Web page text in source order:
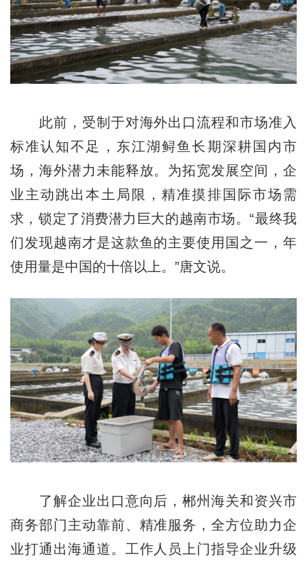
此前，受制于对海外出口流程和市场准入
标准认知不足，东江湖鲟鱼长期深耕国内市
场，海外潜力未能释放。为拓宽发展空间，企
业主动跳出本土局限，精准摸排国际市场需
求，锁定了消费潜力巨大的越南市场。“最终我
们发现越南才是这款鱼的主要使用国之一，年
使用量是中国的十倍以上。”唐文说。
了解企业出口意向后，郴州海关和资兴市
商务部门主动靠前、精准服务，全方位助力企
业打通出海通道。工作人员上门指导企业升级